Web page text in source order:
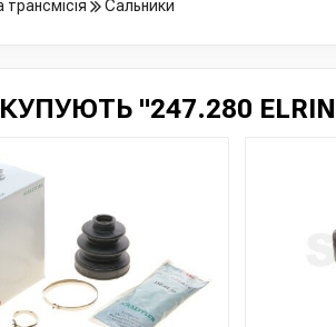
Сальники
"247.280